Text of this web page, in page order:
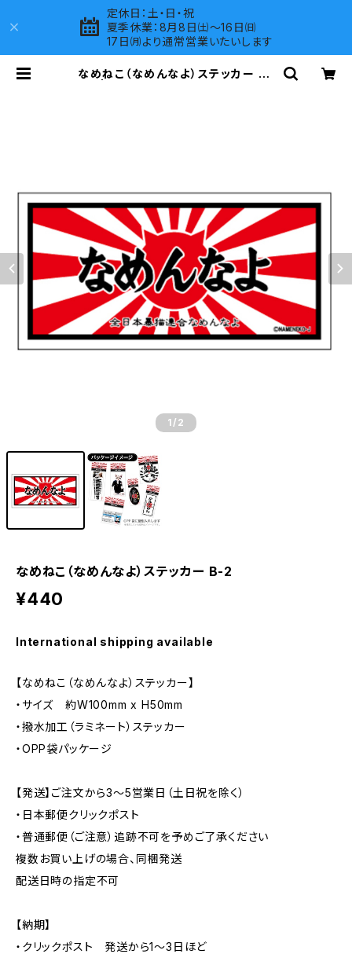
定休日：土・日・祝
夏季休業：8月8日㈯～16日㈰
17日㈪より通常営業いたいします
なめねこ（なめんなよ）ステッカー B-
1 /2
なめねこ（なめんなよ）ステッカー B-2
¥440
International shipping available
【なめねこ（なめんなよ）ステッカー】
・サイズ 約W100mm x H50mm
・撥水加工（ラミネート）ステッカー
・OPP袋パッケージ
【発送】ご注文から3〜5営業日（土日祝を除く）
・日本郵便クリックポスト
・普通郵便（ご注意）追跡不可を予めご了承ください
複数お買い上げの場合、同梱発送
配送日時の指定不可
【納期】
・クリックポスト 発送から1〜3日ほど